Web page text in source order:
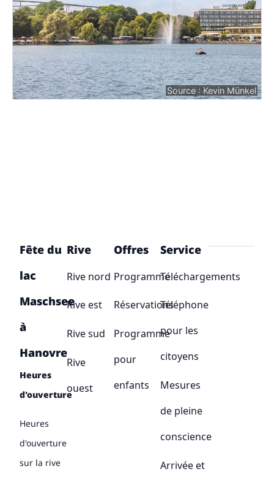
Source : Kevin Münkel
Fête du
lac
Maschsee
à
Hanovre
Heures
d'ouverture
Heures
d'ouverture
sur la rive
Rive
Rive nord
Rive est
Rive sud
Rive
ouest
Offres
Programme
Réservations
Programme
pour
enfants
Service
Téléchargements
Téléphone
pour les
citoyens
Mesures
de pleine
conscience
Arrivée et